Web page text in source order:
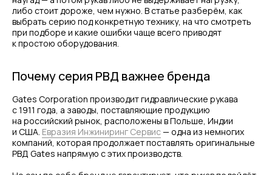
либо стоит дороже, чем нужно. В статье разберём, как
выбрать серию под конкретную технику, на что смотреть
при подборе и какие ошибки чаще всего приводят
к простою оборудования.
Почему серия РВД важнее бренда
Gates Corporation производит гидравлические рукава
с 1911 года, а заводы, поставляющие продукцию
на российский рынок, расположены в Польше, Индии
и США. Евразия Инжиниринг Сервис— одна из немногих
компаний, которая продолжает поставлять оригинальные
РВД Gates напрямую с этих производств.